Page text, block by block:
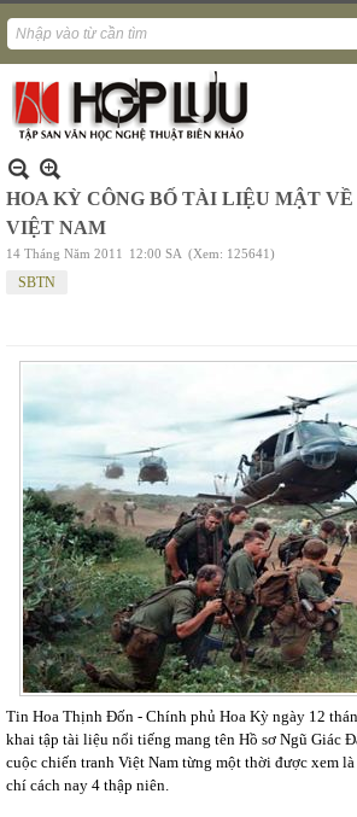
HOA KỲ CÔNG BỐ TÀI LIỆU MẬT
VIỆT NAM
14 Tháng Năm 2011 12:00 SA (Xem: 125641)
SBTN
Tin Hoa Thịnh Đốn - Chính phủ Hoa Kỳ ngày 12
khai tập tài liệu nổi tiếng mang tên Hồ sơ Ngũ Giác
cuộc chiến tranh Việt Nam từng một thời được xem
chí cách nay 4 thập niên.